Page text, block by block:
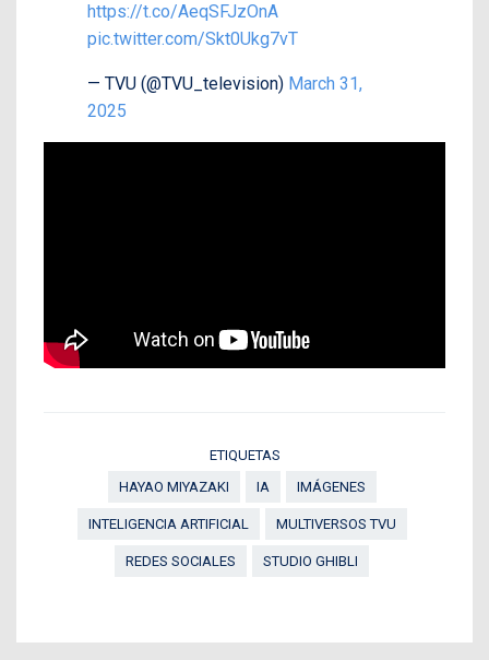
https://t.co/AeqSFJzOnA
pic.twitter.com/Skt0Ukg7vT
— TVU (@TVU_television) March 31,
2025
ETIQUETAS
HAYAO MIYAZAKI
IA IMÁGENES
INTELIGENCIA ARTIFICIAL MULTIVERSOS TVU
REDES SOCIALES STUDIO GHIBLI